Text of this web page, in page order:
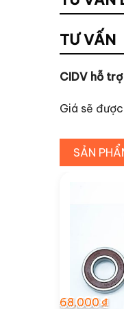
TƯ VẤN
CIDV hỗ
Giá sẽ
SẢN
68,000₫